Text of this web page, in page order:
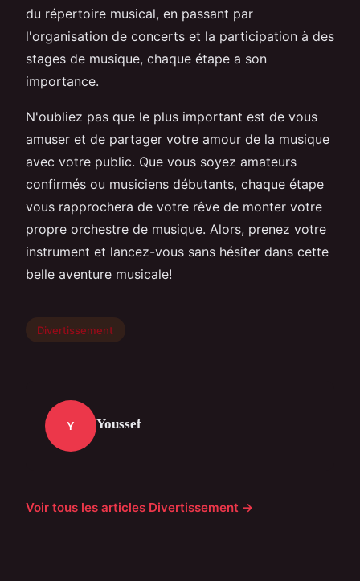
du répertoire musical, en passant par
l'organisation de concerts et la participation à des
stages de musique, chaque étape a son
importance.
N'oubliez pas que le plus important est de vous
amuser et de partager votre amour de la musique
avec votre public. Que vous soyez amateurs
confirmés ou musiciens débutants, chaque étape
vous rapprochera de votre rêve de monter votre
propre orchestre de musique. Alors, prenez votre
instrument et lancez-vous sans hésiter dans cette
belle aventure musicale!
Divertissement
Y Youssef
Voir tous les articles Divertissement →